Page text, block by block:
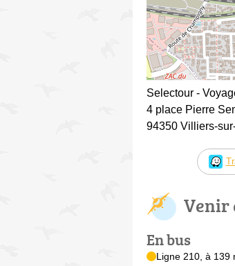
Selectour -
4 place Pierre
94350 Villiers-
Venir
En bus
Ligne 210, à 139